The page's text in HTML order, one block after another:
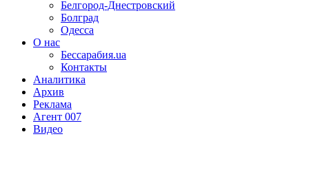
Белгород-Днестровский
Болград
Одесса
О нас
Бессарабия.ua
Контакты
Аналитика
Архив
Реклама
Агент 007
Видео